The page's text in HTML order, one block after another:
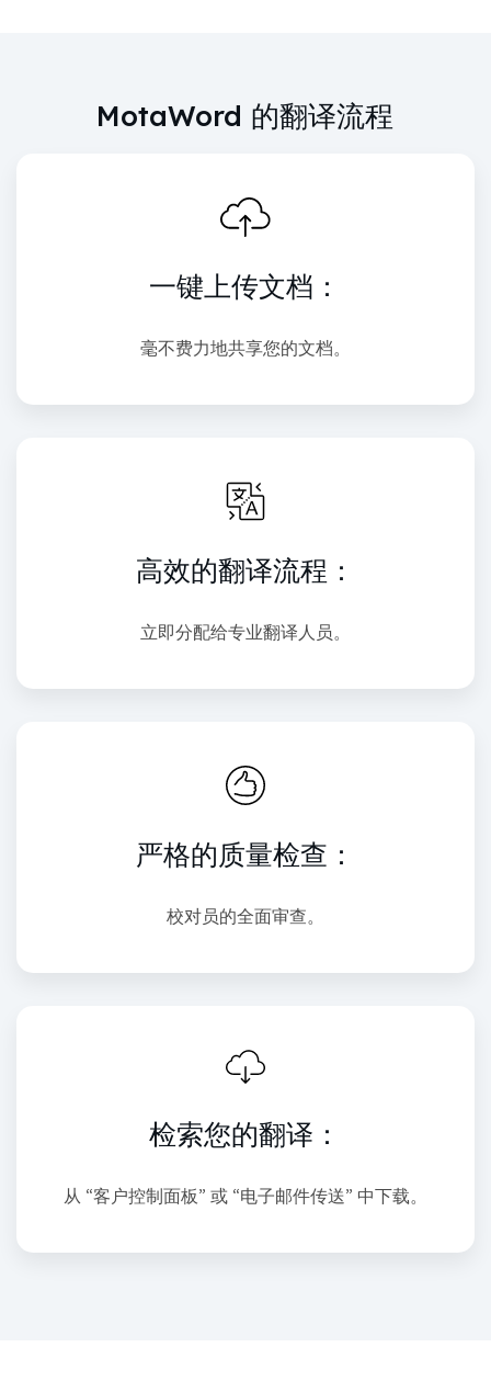
MotaWord 的翻译流程
一键上传文档：
毫不费力地共享您的文档。
高效的翻译流程：
立即分配给专业翻译人员。
严格的质量检查：
校对员的全面审查。
检索您的翻译：
从 “客户控制面板” 或 “电子邮件传送” 中下载。